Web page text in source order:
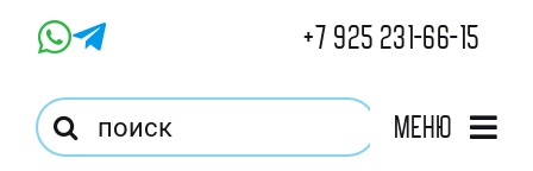
+7 925 231-66-15
Результат
поиска:
Меню